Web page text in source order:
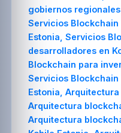
gobiernos regionales
Servicios
Estonia, Servicios
desarrolladores en
Blockchain para
Servicios Blockchain
Estonia, Arquitectura
Arquitectura
Arquitectura